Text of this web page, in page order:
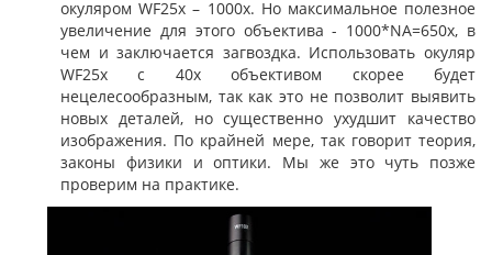
окуляром WF25x – 1000х. Но максимальное полезное
увеличение для этого объектива - 1000*NA=650х, в
чем и заключается загвоздка. Использовать окуляр
WF25x с 40х объективом скорее будет
нецелесообразным, так как это не позволит выявить
новых деталей, но существенно ухудшит качество
изображения. По крайней мере, так говорит теория,
законы физики и оптики. Мы же это чуть позже
проверим на практике.